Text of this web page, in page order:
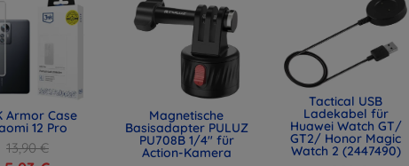
Armor Case
12 Pro
13,90 €
Magnetische
Basisadapter PULUZ
PU708B 1/4" für
Action-Kamera
Tactical USB
Ladekabel für
Huawei Watch GT/
GT2/ Honor Magic
Watch 2 (2447490)